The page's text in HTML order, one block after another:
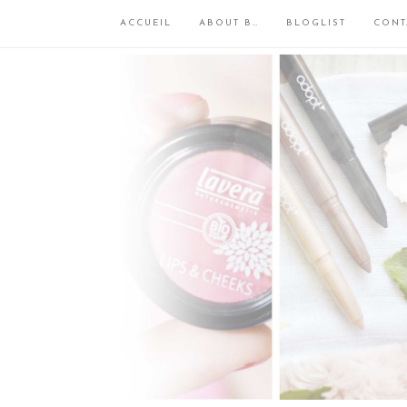
ACCUEIL ABOUT B… BLOGLIST